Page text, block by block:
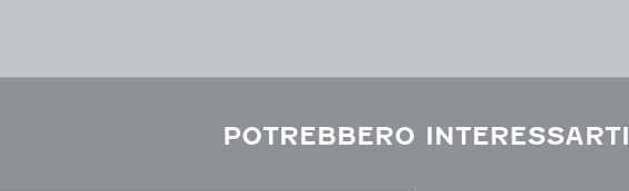
POTREBBERO INTERESSARTI